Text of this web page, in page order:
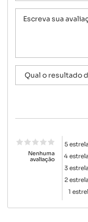
Nenhuma
avaliação
5
4
3
2
1